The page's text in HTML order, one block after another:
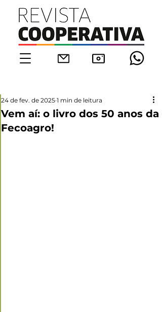
Vem aí: o livro dos 50 anos da
Fecoagro!
24 de fev. de 2025 1 min de leitura